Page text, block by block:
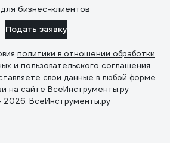
бизнес-клиентов
Подать заявку
политики в отношении обработки
и пользовательского соглашения
свои данные в любой форме
на сайте ВсеИнструменты.ру
ВсеИнструменты.ру